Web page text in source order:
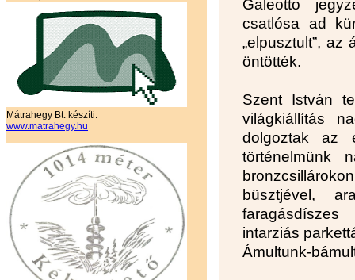
Mátrahegy Bt. készíti.
www.matrahegy.hu
Galeotto
csatlósa ad
„elpusztult”, az
öntötték.
Szent István
világkiállítás
dolgoztak az
történelmünk
büsztjével,
intarziás
Ámultunk-